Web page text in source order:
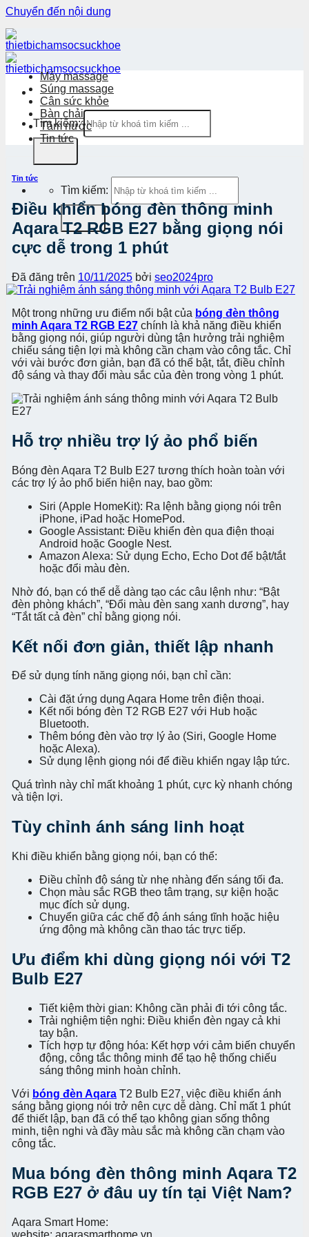
Chuyển đến nội dung
Tìm kiếm:
Tìm kiếm:
Máy massage
Súng massage
Cân sức khỏe
Bàn chải
Tăm nước
Tin tức
Tin tức
Điều khiển bóng đèn thông minh
Aqara T2 RGB E27 bằng giọng nói
cực dễ trong 1 phút
Đã đăng trên 10/11/2025 bởi seo2024pro
Một trong những ưu điểm nổi bật của bóng đèn thông
minh Aqara T2 RGB E27 chính là khả năng điều khiển
bằng giọng nói, giúp người dùng tận hưởng trải nghiệm
chiếu sáng tiện lợi mà không cần chạm vào công tắc. Chỉ
với vài bước đơn giản, bạn đã có thể bật, tắt, điều chỉnh
độ sáng và thay đổi màu sắc của đèn trong vòng 1 phút.
Hỗ trợ nhiều trợ lý ảo phổ biến
Bóng đèn Aqara T2 Bulb E27 tương thích hoàn toàn với
các trợ lý ảo phổ biến hiện nay, bao gồm:
Siri (Apple HomeKit): Ra lệnh bằng giọng nói trên
iPhone, iPad hoặc HomePod.
Google Assistant: Điều khiển đèn qua điện thoại
Android hoặc Google Nest.
Amazon Alexa: Sử dụng Echo, Echo Dot để bật/tắt
hoặc đổi màu đèn.
Nhờ đó, bạn có thể dễ dàng tạo các câu lệnh như: “Bật
đèn phòng khách”, “Đổi màu đèn sang xanh dương”, hay
“Tắt tất cả đèn” chỉ bằng giọng nói.
Kết nối đơn giản, thiết lập nhanh
Để sử dụng tính năng giọng nói, bạn chỉ cần:
Cài đặt ứng dụng Aqara Home trên điện thoại.
Kết nối bóng đèn T2 RGB E27 với Hub hoặc
Bluetooth.
Thêm bóng đèn vào trợ lý ảo (Siri, Google Home
hoặc Alexa).
Sử dụng lệnh giọng nói để điều khiển ngay lập tức.
Quá trình này chỉ mất khoảng 1 phút, cực kỳ nhanh chóng
và tiện lợi.
Tùy chỉnh ánh sáng linh hoạt
Khi điều khiển bằng giọng nói, bạn có thể:
Điều chỉnh độ sáng từ nhẹ nhàng đến sáng tối đa.
Chọn màu sắc RGB theo tâm trạng, sự kiện hoặc
mục đích sử dụng.
Chuyển giữa các chế độ ánh sáng tĩnh hoặc hiệu
ứng động mà không cần thao tác trực tiếp.
Ưu điểm khi dùng giọng nói với T2
Bulb E27
Tiết kiệm thời gian: Không cần phải đi tới công tắc.
Trải nghiệm tiện nghi: Điều khiển đèn ngay cả khi
tay bận.
Tích hợp tự động hóa: Kết hợp với cảm biến chuyển
động, công tắc thông minh để tạo hệ thống chiếu
sáng thông minh hoàn chỉnh.
Với bóng đèn Aqara T2 Bulb E27, việc điều khiển ánh
sáng bằng giọng nói trở nên cực dễ dàng. Chỉ mất 1 phút
để thiết lập, bạn đã có thể tạo không gian sống thông
minh, tiện nghi và đầy màu sắc mà không cần chạm vào
công tắc.
Mua bóng đèn thông minh Aqara T2
RGB E27 ở đâu uy tín tại Việt Nam?
Aqara Smart Home:
website: aqarasmarthome.vn